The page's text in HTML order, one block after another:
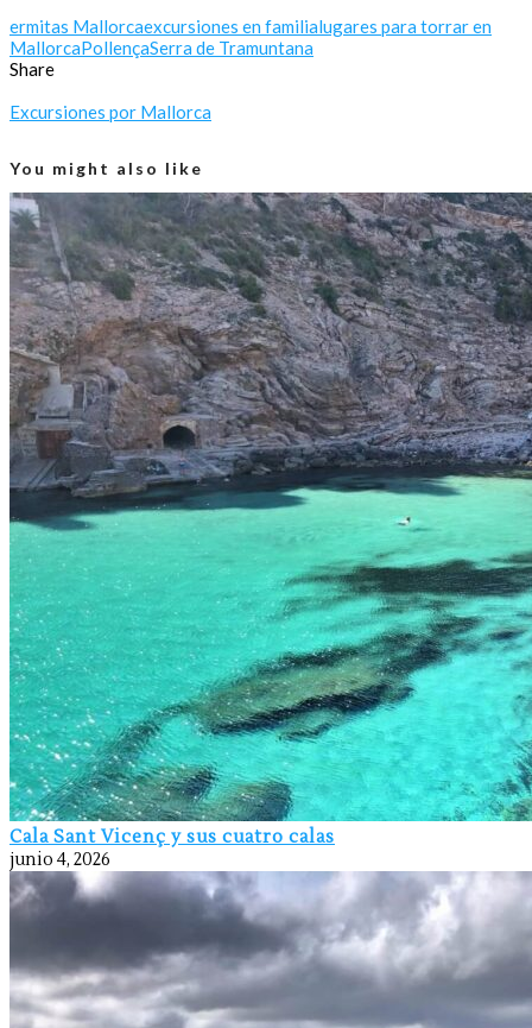
ermitas Mallorcaexcursiones en familialugares para torrar en
MallorcaPollençaSerra de Tramuntana
Share
Excursiones por Mallorca
You might also like
Cala Sant Vicenç y sus cuatro calas
junio 4, 2026